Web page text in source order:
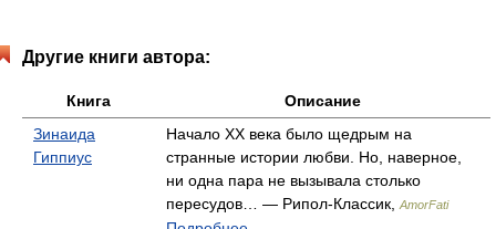
Другие книги автора:
Книга
Описание
Зинаида
Гиппиус
Начало XX века было щедрым на
странные истории любви. Но, наверное,
ни одна пара не вызывала столько
пересудов… — Рипол-Классик,
AmorFati